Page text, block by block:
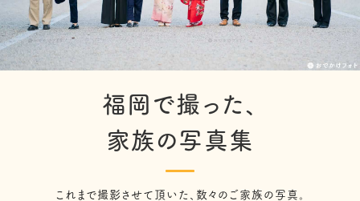
福岡で撮った、
家族の写真集
これまで撮影させて頂いた、数々のご家族の写真。